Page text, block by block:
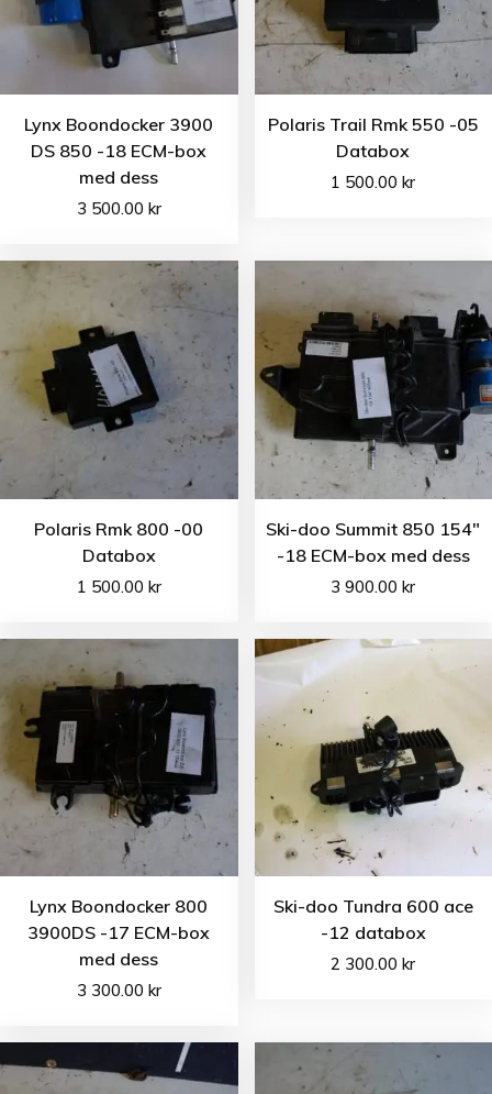
Lynx Boondocker 3900
DS 850 -18 ECM-box
med dess
3 500.00 kr
Polaris Trail Rmk 550 -05
Databox
1 500.00kr
Polaris Rmk 800 -00
Databox
1 500.00 kr
Ski-doo Summit 850 154″
-18 ECM-box med dess
3 900.00kr
Lynx Boondocker 800
3900DS -17 ECM-box
med dess
3 300.00 kr
Ski-doo Tundra 600 ace
-12 databox
2 300.00kr